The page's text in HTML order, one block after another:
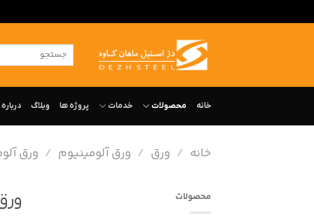
جستجو
برای:
خانه محصولات خدمات پروژه ها وبلاگ
خانه / ورق / ورق آلومینیوم / ورق
محصولات